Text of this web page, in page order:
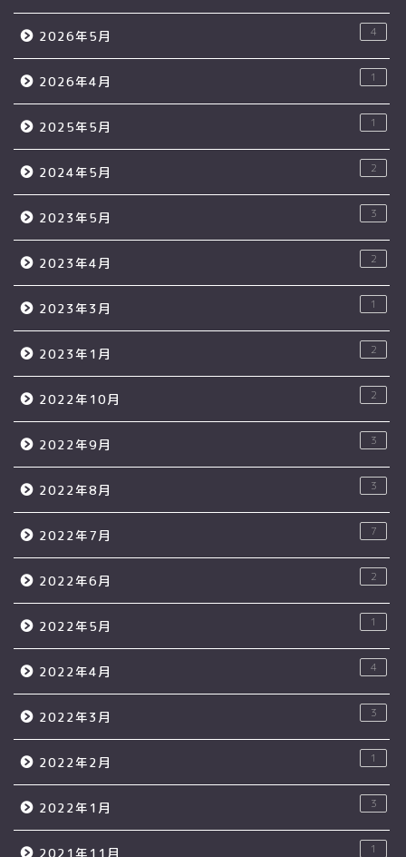
2026年5月 4
2026年4月 1
2025年5月 1
2024年5月 2
2023年5月 3
2023年4月 2
2023年3月 1
2023年1月 2
2022年10月 2
2022年9月 3
2022年8月 3
2022年7月 7
2022年6月 2
2022年5月 1
2022年4月 4
2022年3月 3
2022年2月 1
2022年1月 3
2021年11月 1